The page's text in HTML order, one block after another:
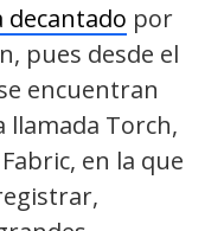
decantado por
pues desde el
encuentran
Torch,
en la que